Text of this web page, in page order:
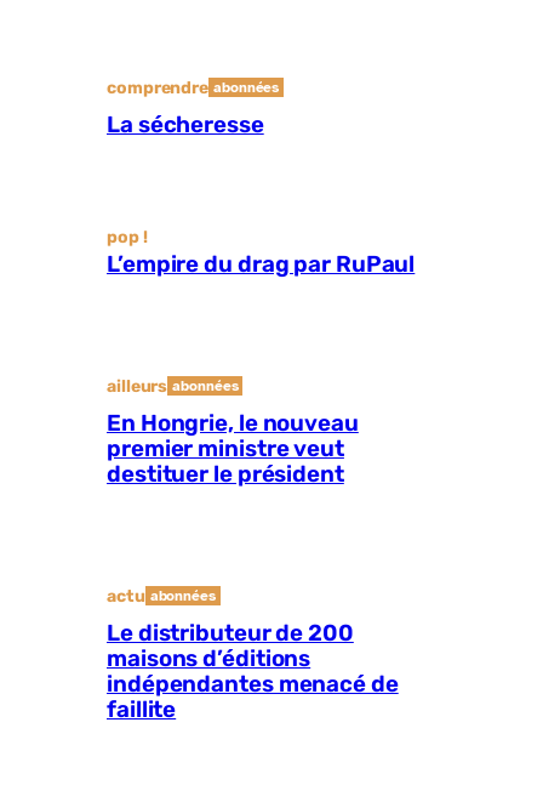
comprendre abonnées
La sécheresse
pop !
L’empire du drag par RuPaul
ailleurs abonnées
En Hongrie, le nouveau
premier ministre veut
destituer le président
actu abonnées
Le distributeur de 200
maisons d’éditions
indépendantes menacé de
faillite